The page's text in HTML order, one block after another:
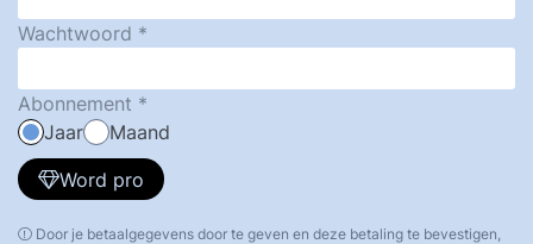
Wachtwoord
Abonnement
Jaar
Maand
Word pro
Door je betaalgegevens door te geven en deze betaling te bevestigen,